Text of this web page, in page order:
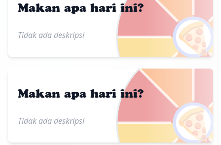
🍕
Makan apa hari ini?
Tidak ada deskripsi
🍕
Makan apa hari ini?
Tidak ada deskripsi